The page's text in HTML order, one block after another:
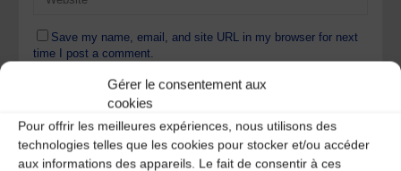
Gérer le consentement aux
cookies
Pour offrir les meilleures expériences, nous utilisons des
technologies telles que les cookies pour stocker et/ou accéder
aux informations des appareils. Le fait de consentir à ces
Save my name, email, and site URL in my browser for next
time I post a comment.
Ce site utilise Akismet pour réduire les indésirables.
savoir plus sur la façon dont les données de vos
commentaires sont traitées